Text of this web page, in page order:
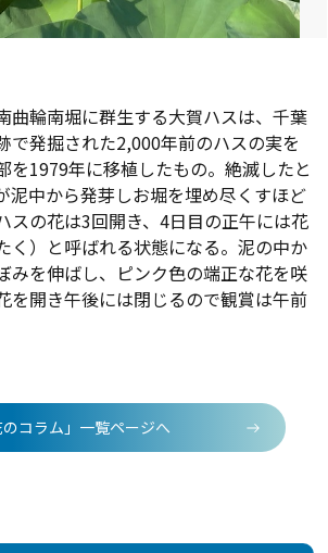
曲輪南堀に群生する大賀ハスは、千葉
で発掘された2,000年前のハスの実を
を1979年に移植したもの。絶滅したと
泥中から発芽しお堀を埋め尽くすほど
スの花は3回開き、4日目の正午には花
く）と呼ばれる状態になる。泥の中か
みを伸ばし、ピンク色の端正な花を咲
を開き午後には閉じるので観賞は午前
のコラム」一覧ページへ